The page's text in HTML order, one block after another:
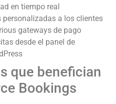
en tiempo real
a los clientes
gateways de pago
desde el panel de
que benefician
Bookings